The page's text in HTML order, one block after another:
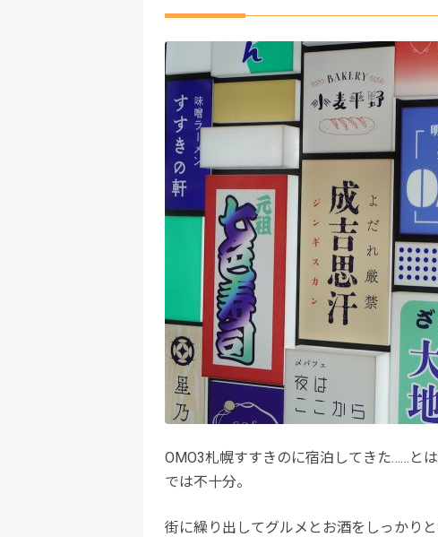
OMO3札幌すすきのに宿泊してきた……と
では不十分。
街に繰り出してグルメとお酒をしっかり